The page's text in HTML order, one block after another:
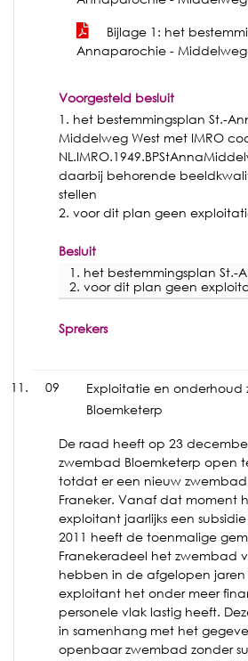
Bijlage 1: het
Annaparochie - Middelweg
Voorgesteld besluit
1. het bestemmingsplan St.-
Middelweg West met IMRO
daarbij behorende
stellen
2. voor dit plan geen
Besluit
1. het bestemmingsplan
2. voor dit plan geen
Sprekers
09
Exploitatie en onderhoud
Bloemketerp
De raad heeft op 23
zwembad Bloemketerp open
totdat er een nieuw zwembad
Franeker. Vanaf dat moment
exploitant jaarlijks een
2011 heeft de toenmalige
Franekeradeel het zwembad
hebben in de afgelopen
exploitant het onder meer
personele vlak lastig heeft.
in samenhang met het
openbaar zwembad zonder